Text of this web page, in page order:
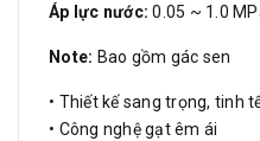
Áp lực nước: 0.05 ~ 1.0
Note: Bao gồm gác sen
• Thiết kế sang trọng, tinh
• Công nghệ gạt êm ái